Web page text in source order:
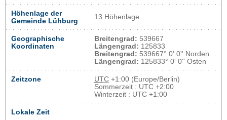
Höhenlage der
Gemeinde Lühburg
13 Höhenlage
Geographische
Koordinaten
Breitengrad: 539667
Längengrad: 125833
Breitengrad: 539667° 0' 0'' Norden
Längengrad: 125833° 0' 0'' Osten
Zeitzone UTC +1:00 (Europe/Berlin)
Sommerzeit : UTC +2:00
Winterzeit : UTC +1:00
Lokale Zeit